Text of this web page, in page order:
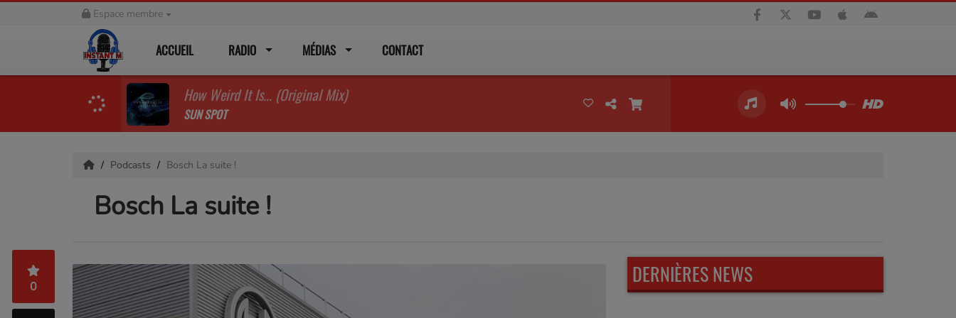
Espace membre
ACCUEIL RADIO MÉDIAS CONTACT
How Weird It Is... (Original Mix)
SUN SPOT
Podcasts Bosch La suite !
Bosch La suite !
0 DERNIÈRES NEWS